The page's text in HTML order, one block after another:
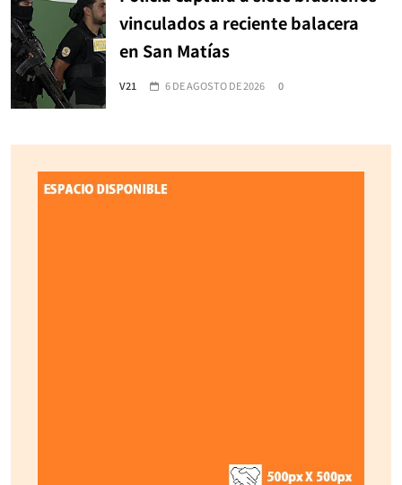
vinculados a reciente balacera
en San Matías
V21 6 DE AGOSTO DE 2026 0